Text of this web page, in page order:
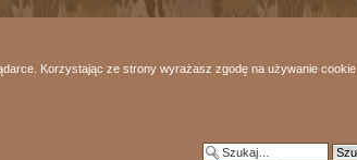
Korzystając ze strony wyrażasz zgodę na używanie cookie,